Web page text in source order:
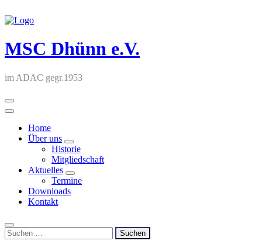
Skip
content
MSC Dhünn e.V.
im ADAC gegr.1953
Home
Über uns
Historie
Mitgliedschaft
Aktuelles
Termine
Downloads
Kontakt
Suchen
nach: